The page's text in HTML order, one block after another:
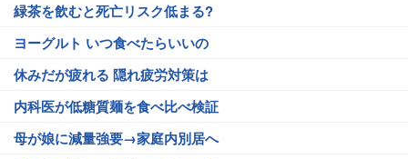
緑茶を飲むと死亡リスク低まる?
ヨーグルト いつ食べたらいいの
休みだが疲れる 隠れ疲労対策は
内科医が低糖質麺を食べ比べ検証
母が娘に減量強要→家庭内別居へ